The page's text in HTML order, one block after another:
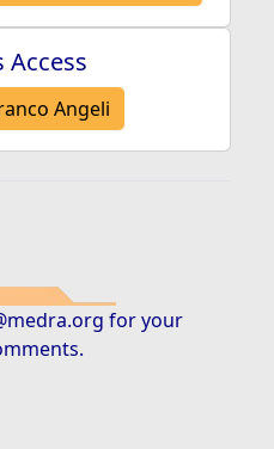
Access
Angeli
for your